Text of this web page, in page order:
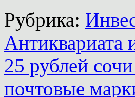
Рубрика:
Антиквариата
25 рублей
почтовые